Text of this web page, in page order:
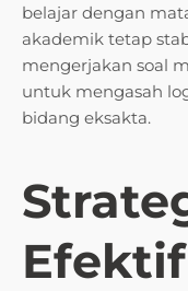
belajar dengan
akademik tetap
mengerjakan soal
untuk mengasah
bidang eksakta.